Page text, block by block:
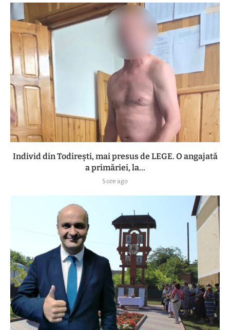
Individ din Todirești, mai presus de LEGE. O angajată
a primăriei, la...
5 ore ago